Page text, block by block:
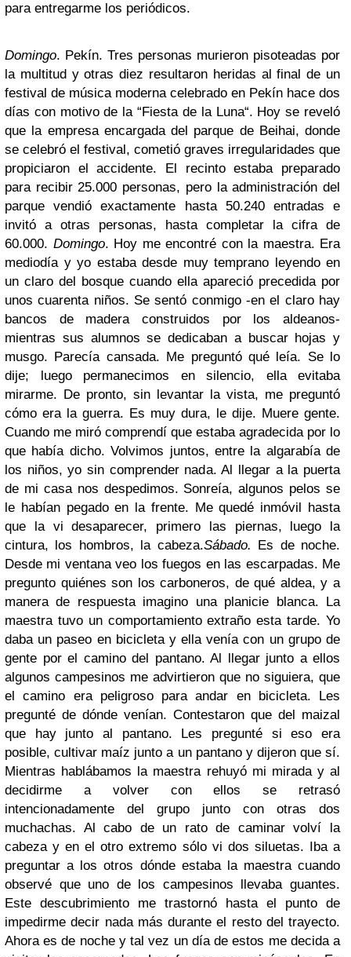
para entregarme los periódicos.
Domingo. Pekín. Tres personas murieron pisoteadas por
la multitud y otras diez resultaron heridas al final de un
festival de música moderna celebrado en Pekín hace dos
días con motivo de la “Fiesta de la Luna“. Hoy se reveló
que la empresa encargada del parque de Beihai, donde
se celebró el festival, cometió graves irregularidades que
propiciaron el accidente. El recinto estaba preparado
para recibir 25.000 personas, pero la administración del
parque vendió exactamente hasta 50.240 entradas e
invitó a otras personas, hasta completar la cifra de
60.000. Domingo. Hoy me encontré con la maestra. Era
mediodía y yo estaba desde muy temprano leyendo en
un claro del bosque cuando ella apareció precedida por
unos cuarenta niños. Se sentó conmigo -en el claro hay
bancos de madera construidos por los aldeanos-
mientras sus alumnos se dedicaban a buscar hojas y
musgo. Parecía cansada. Me preguntó qué leía. Se lo
dije; luego permanecimos en silencio, ella evitaba
mirarme. De pronto, sin levantar la vista, me preguntó
cómo era la guerra. Es muy dura, le dije. Muere gente.
Cuando me miró comprendí que estaba agradecida por lo
que había dicho. Volvimos juntos, entre la algarabía de
los niños, yo sin comprender nada. Al llegar a la puerta
de mi casa nos despedimos. Sonreía, algunos pelos se
le habían pegado en la frente. Me quedé inmóvil hasta
que la vi desaparecer, primero las piernas, luego la
cintura, los hombros, la cabeza.Sábado. Es de noche.
Desde mi ventana veo los fuegos en las escarpadas. Me
pregunto quiénes son los carboneros, de qué aldea, y a
manera de respuesta imagino una planicie blanca. La
maestra tuvo un comportamiento extraño esta tarde. Yo
daba un paseo en bicicleta y ella venía con un grupo de
gente por el camino del pantano. Al llegar junto a ellos
algunos campesinos me advirtieron que no siguiera, que
el camino era peligroso para andar en bicicleta. Les
pregunté de dónde venían. Contestaron que del maizal
que hay junto al pantano. Les pregunté si eso era
posible, cultivar maíz junto a un pantano y dijeron que sí.
Mientras hablábamos la maestra rehuyó mi mirada y al
decidirme a volver con ellos se retrasó
intencionadamente del grupo junto con otras dos
muchachas. Al cabo de un rato de caminar volví la
cabeza y en el otro extremo sólo vi dos siluetas. Iba a
preguntar a los otros dónde estaba la maestra cuando
observé que uno de los campesinos llevaba guantes.
Este descubrimiento me trastornó hasta el punto de
impedirme decir nada más durante el resto del trayecto.
Ahora es de noche y tal vez un día de estos me decida a